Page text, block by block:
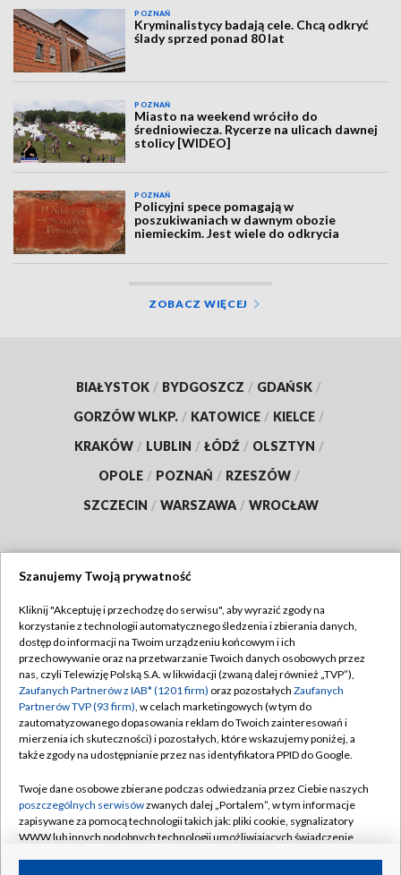
POZNAŃ
Kryminalistycy badają cele. Chcą odkryć
ślady sprzed ponad 80 lat
POZNAŃ
Miasto na weekend wróciło do
średniowiecza. Rycerze na ulicach dawnej
stolicy [WIDEO]
POZNAŃ
Policyjni spece pomagają w
poszukiwaniach w dawnym obozie
niemieckim. Jest wiele do odkrycia
ZOBACZ WIĘCEJ
BIAŁYSTOK / BYDGOSZCZ / GDAŃSK /
GORZÓW WLKP. / KATOWICE / KIELCE /
KRAKÓW / LUBLIN / ŁÓDŹ / OLSZTYN /
OPOLE / POZNAŃ / RZESZÓW /
SZCZECIN / WARSZAWA / WROCŁAW
TVP
Abonament TVP
Emisja w TVP
Centrum informacji TVP
Naziemna Telewizja Cyfrowa
Rada Programowa
System NOS
Informacje o nadawcy
Regulamin TVP
Polityka prywatności
Moje zgody
Pomoc
Kontakt
Kanały
Szanujemy Twoją prywatność
Kliknij "Akceptuję i przechodzę do serwisu", aby wyrazić zgody na
korzystanie z technologii automatycznego śledzenia i zbierania danych,
dostęp do informacji na Twoim urządzeniu końcowym i ich
przechowywanie oraz na przetwarzanie Twoich danych osobowych przez
nas, czyli Telewizję Polską S.A. w likwidacji (zwaną dalej również „TVP”),
Zaufanych Partnerów z IAB* (1201 firm) oraz pozostałych Zaufanych
Partnerów TVP (93 firm), w celach marketingowych (w tym do
zautomatyzowanego dopasowania reklam do Twoich zainteresowań i
mierzenia ich skuteczności) i pozostałych, które wskazujemy poniżej, a
także zgody na udostępnianie przez nas identyfikatora PPID do Google.
Twoje dane osobowe zbierane podczas odwiedzania przez Ciebie naszych
poszczególnych serwisówzwanych dalej „Portalem”, w tym informacje
zapisywane za pomocą technologii takich jak: pliki cookie, sygnalizatory
WWW lub innych podobnych technologii umożliwiających świadczenie